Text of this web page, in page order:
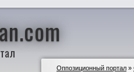
Оппозиционный портал »